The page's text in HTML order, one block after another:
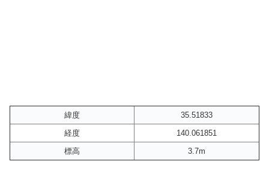
緯度
35.51833
経度
140.061851
標高
3.7m